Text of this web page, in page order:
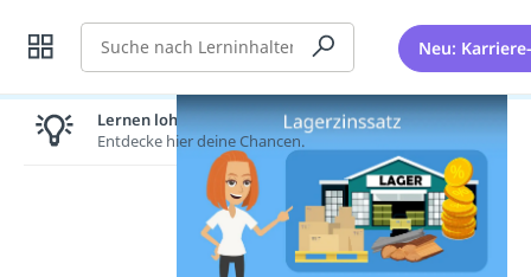
Suche Neu:
Lernen lohnt sich!
Entdecke hier deine Chancen.